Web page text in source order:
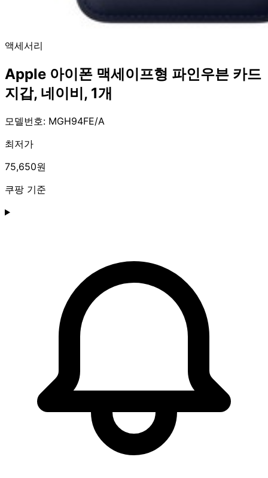
액세서리
Apple 아이폰 맥세이프형 파인우븐 카드
지갑, 네이비, 1개
모델번호: MGH94FE/A
최저가
75,650원
쿠팡 기준